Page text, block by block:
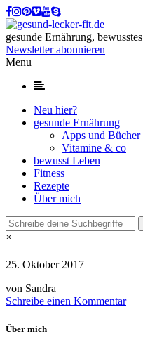
gesunde Ernährung,
Newsletter abonnieren
Menu
Neu hier?
gesunde Ernährung
Apps und Bücher
Vitamine & co
bewusst Leben
Fitness
Rezepte
Über mich
×
25. Oktober 2017
von Sandra
Schreibe einen Kommentar
Über mich